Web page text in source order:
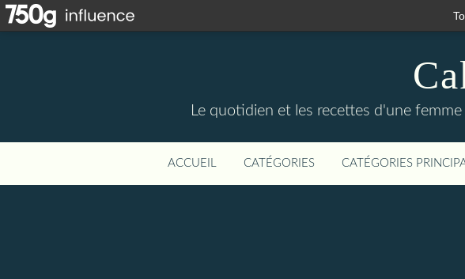
Le quotidien et les recettes d'une
ACCUEIL CATÉGORIES CATÉGORIES